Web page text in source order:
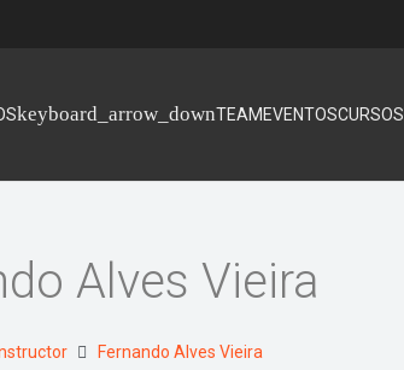
TEAM EVENTOSCURSOS
Alves Vieira
Fernando Alves Vieira